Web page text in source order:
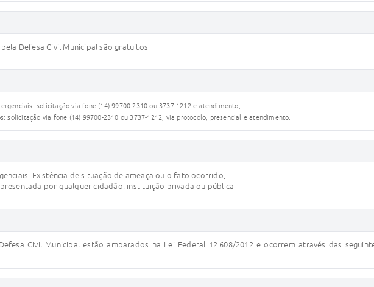
Defesa Civil Municipal são gratuitos
solicitação via fone (14) 99700-2310 ou 3737-1212 e atendimento;
solicitação via fone (14) 99700-2310 ou 3737-1212, via protocolo, presencial e atendimento.
Existência de situação de ameaça ou o fato ocorrido;
por qualquer cidadão, instituição privada ou pública
Civil Municipal estão amparados na Lei Federal 12.608/2012 e ocorrem através das